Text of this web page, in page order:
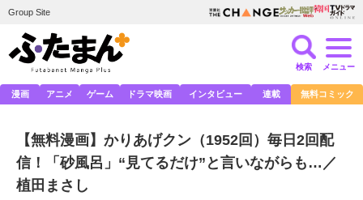
Group Site
検索 メニュー
漫画 アニメ ゲーム ドラマ映画 インタビュー 連載 無料コミック
【無料漫画】かりあげクン（1952回）毎日2回配
信！「砂風呂」“見てるだけ”と言いながらも…／
植田まさし